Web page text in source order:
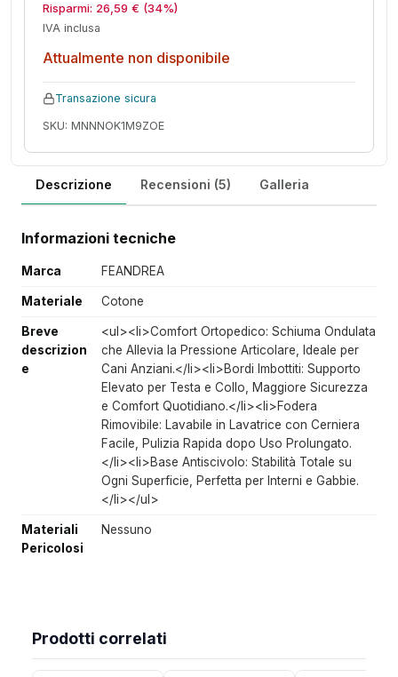
Risparmi: 26,59 € (34%)
IVA inclusa
Attualmente non disponibile
Transazione sicura
SKU: MNNNOK1M9ZOE
Descrizione Recensioni (5) Galleria
Informazioni tecniche
Marca FEANDREA
Materiale Cotone
Breve
descrizion
e
<ul><li>Comfort Ortopedico: Schiuma Ondulata
che Allevia la Pressione Articolare, Ideale per
Cani Anziani.</li><li>Bordi Imbottiti: Supporto
Elevato per Testa e Collo, Maggiore Sicurezza
e Comfort Quotidiano.</li><li>Fodera
Rimovibile: Lavabile in Lavatrice con Cerniera
Facile, Pulizia Rapida dopo Uso Prolungato.
</li><li>Base Antiscivolo: Stabilità Totale su
Ogni Superficie, Perfetta per Interni e Gabbie.
</li></ul>
Materiali
Pericolosi
Nessuno
Prodotti correlati